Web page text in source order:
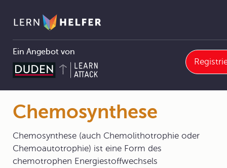
Ein Angebot von
Pfadnavigation
9 Strukturen und Reaktionen organischer Verbindungen 9.6 Chemie in Biosystemen Chemosynthese
Chemosynthese
Chemosynthese (auch Chemolithotrophie oder
Chemoautotrophie) ist eine Form des
chemotrophen Energiestoffwechsels